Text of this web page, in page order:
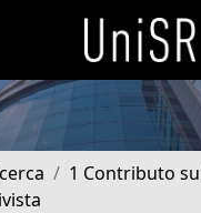
1 Contributo